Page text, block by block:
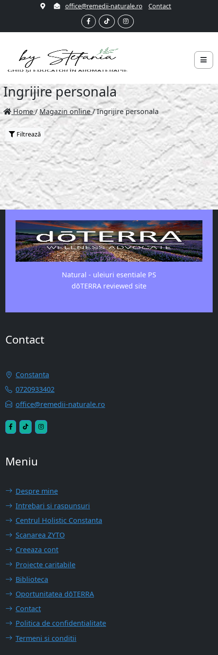
office@remedii-naturale.ro Contact
Ingrijire personala
Home/Magazin online/Ingrijire personala
Filtrează
Natural - uleiuri esentiale PS
dōTERRA reviewed site
Contact
Constanta
0720933402
office@remedii-naturale.ro
Meniu
Despre mine
Intrebari si raspunsuri
Centrul Holistic Constanta
Scanarea ZYTO
Creeaza cont
Proiecte caritabile
Biblioteca
Oportunitatea dōTERRA
Contact
Politica de confidentialitate
Termeni si conditii